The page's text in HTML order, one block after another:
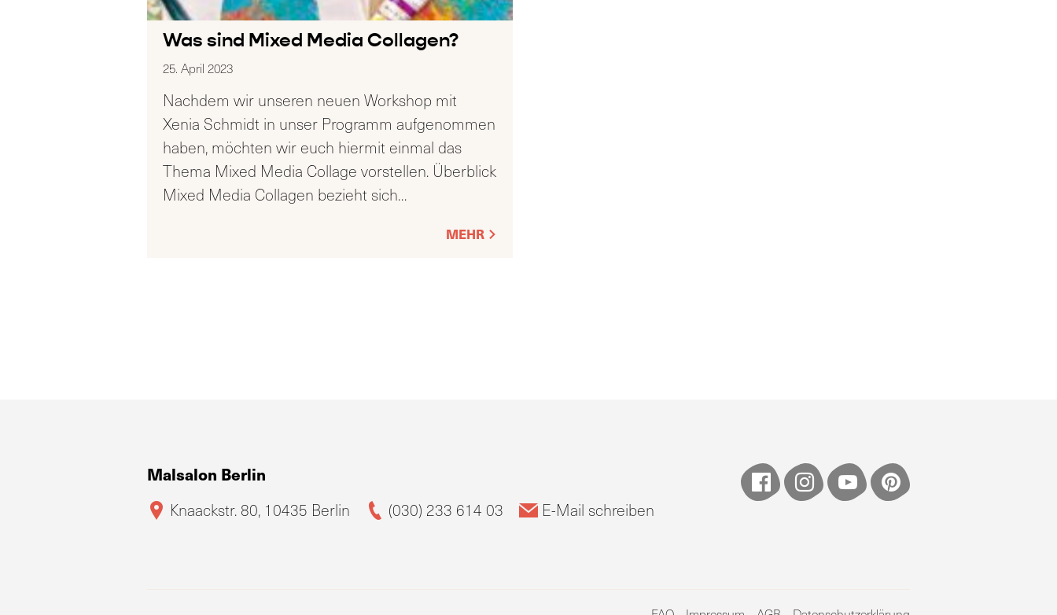
Was sind Mixed Media Collagen?
25. April 2023
Nachdem wir unseren neuen Workshop mit
Xenia Schmidt in unser Programm aufgenommen
haben, möchten wir euch hiermit einmal das
Thema Mixed Media Collage vorstellen. Überblick
Mixed Media Collagen bezieht sich…
MEHR
Malsalon Berlin
Knaackstr. 80, 10435 Berlin (030) 233 614 03 E-Mail schreiben